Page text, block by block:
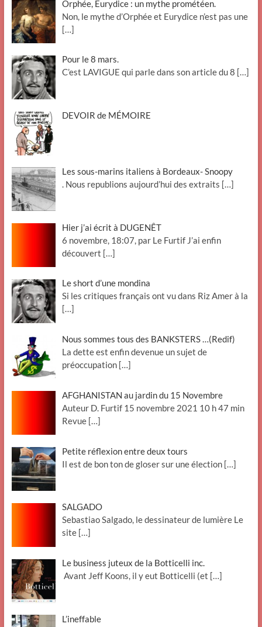
Orphée, Eurydice : un mythe prométéen.
Non, le mythe d’Orphée et Eurydice n’est pas une
[…]
Pour le 8 mars.
C’est LAVIGUE qui parle dans son article du 8 […]
DEVOIR de MÉMOIRE
Les sous-marins italiens à Bordeaux- Snoopy
. Nous republions aujourd’hui des extraits […]
Hier j’ai écrit à DUGENÊT
6 novembre, 18:07, par Le Furtif J’ai enfin
découvert […]
Le short d’une mondina
Si les critiques français ont vu dans Riz Amer à la
[…]
Nous sommes tous des BANKSTERS …(Redif)
La dette est enfin devenue un sujet de
préoccupation […]
AFGHANISTAN au jardin du 15 Novembre
Auteur D. Furtif 15 novembre 2021 10 h 47 min
Revue […]
Petite réflexion entre deux tours
Il est de bon ton de gloser sur une élection […]
SALGADO
Sebastiao Salgado, le dessinateur de lumière Le
site […]
Le business juteux de la Botticelli inc.
Avant Jeff Koons, il y eut Botticelli (et […]
L’ineffable